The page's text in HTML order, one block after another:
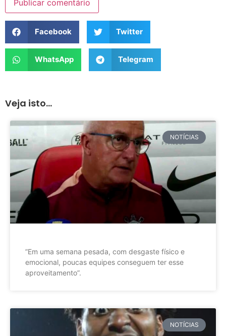
Facebook Twitter
WhatsApp Telegram
Veja isto...
NOTÍCIAS
”Em uma semana pesada, com desgaste físico e
emocional, poucas equipes conseguem ter esse
aproveitamento”.
NOTÍCIAS